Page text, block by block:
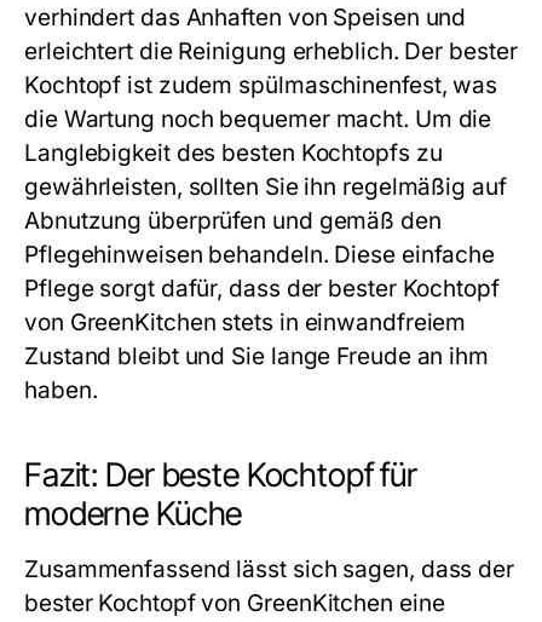
verhindert das Anhaften von Speisen und
erleichtert die Reinigung erheblich. Der bester
Kochtopf ist zudem spülmaschinenfest, was
die Wartung noch bequemer macht. Um die
Langlebigkeit des besten Kochtopfs zu
gewährleisten, sollten Sie ihn regelmäßig auf
Abnutzung überprüfen und gemäß den
Pflegehinweisen behandeln. Diese einfache
Pflege sorgt dafür, dass der bester Kochtopf
von GreenKitchen stets in einwandfreiem
Zustand bleibt und Sie lange Freude an ihm
haben.
Fazit: Der beste Kochtopf für
moderne Küche
Zusammenfassend lässt sich sagen, dass der
bester Kochtopfvon GreenKitchen eine